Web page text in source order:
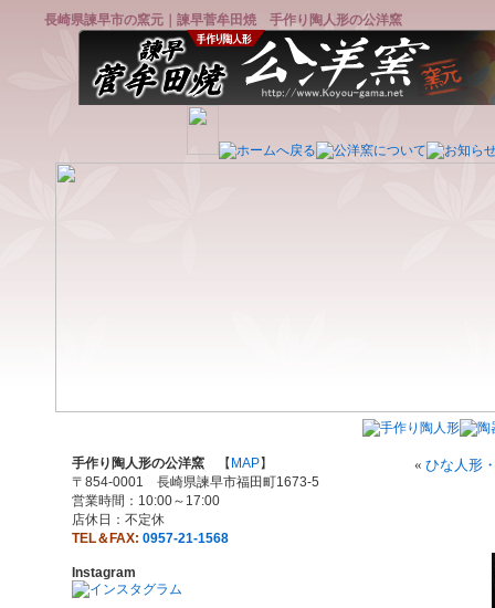
長崎県諫早市の窯元｜諫早菅牟田焼 手作り陶人形の公洋窯
手作り陶人形の公洋窯 【 MAP】
〒854-0001 長崎県諫早市福田町1673-5
営業時間：10:00～17:00
店休日：不定休
TEL＆FAX: 0957-21-1568
Instagram
« ひな人形